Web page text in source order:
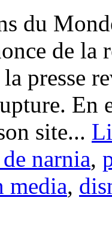
du
de la
presse
En
site...
narnia,
media,